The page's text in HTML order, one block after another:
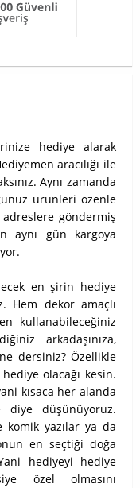
hediye alarak
aracılığı ile
Aynı zamanda
ürünleri özenle
göndermiş
aynı gün kargoya
en şirin hediye
Hem dekor amaçlı
kullanabileceğiniz
arkadaşınıza,
dersiniz? Özellikle
olacağı kesin.
kısaca her alanda
düşünüyoruz.
komik yazılar ya da
en seçtiği doğa
hediyeyi hediye
özel olmasını